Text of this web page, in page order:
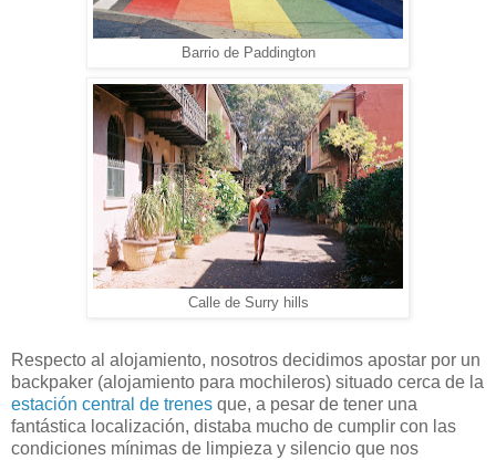
Barrio de Paddington
Calle de Surry hills
Respecto al alojamiento, nosotros decidimos apostar por un
backpaker (alojamiento para mochileros) situado cerca de la
estación central de trenes que, a pesar de tener una
fantástica localización, distaba mucho de cumplir con las
condiciones mínimas de limpieza y silencio que nos